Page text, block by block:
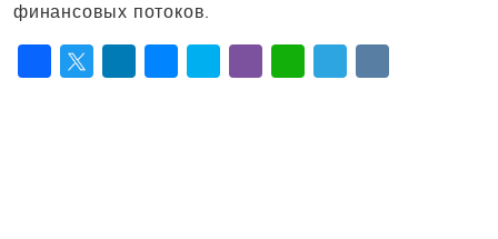
финансовых потоков.